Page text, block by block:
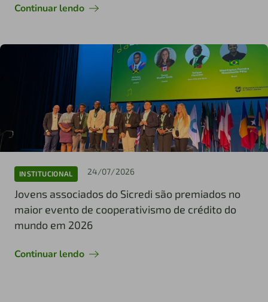
Continuar lendo
INSTITUCIONAL 24/07/2026
Jovens associados do Sicredi são premiados no
maior evento de cooperativismo de crédito do
mundo em 2026
Continuar lendo